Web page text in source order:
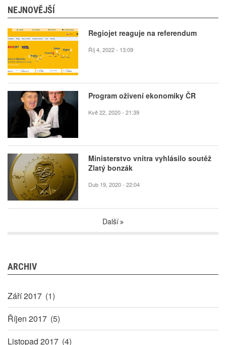
BREXIT
NEJNOVĚJŠÍ
Regiojet reaguje na referendum
Říj 4, 2022 - 13:09
Program oživení ekonomiky ČR
Kvě 22, 2020 - 21:39
Ministerstvo vnitra vyhlásilo soutěž
Zlatý bonzák
Dub 19, 2020 - 22:04
Další
ARCHIV
Září 2017 (1)
Říjen 2017 (5)
Listopad 2017 (4)